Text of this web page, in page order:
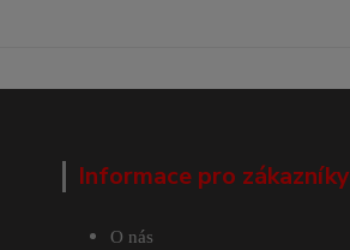
Informace pro zákazníky
O nás